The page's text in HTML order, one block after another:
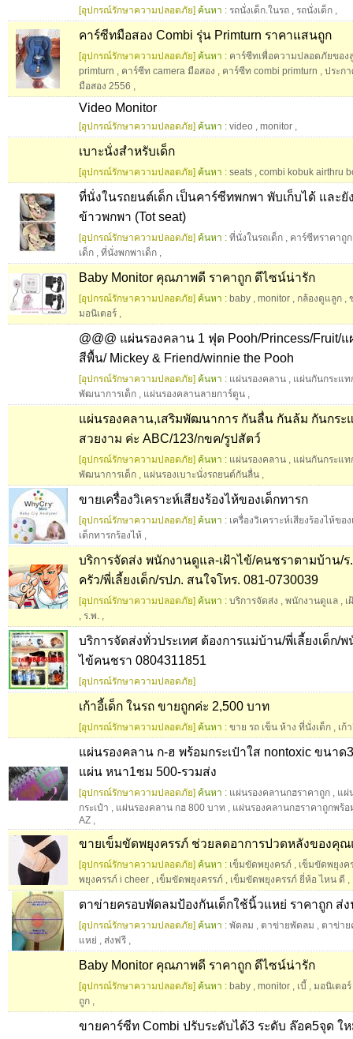
[อุปกรณ์รักษาความปลอดภัย] ค้นหา : รถนั่งเด็ก.ในรถ , รถนั่งเด็ก ,
คาร์ซีทมือสอง Combi รุ่น Primturn ราคาแสนถูก
[อุปกรณ์รักษาความปลอดภัย] ค้นหา : คาร์ซีทเพื่อความปลอดภัยของ
primturn , คาร์ซีท camera มือสอง , คาร์ซีท combi primturn , ประก
มือสอง 2556 ,
Video Monitor
[อุปกรณ์รักษาความปลอดภัย] ค้นหา : video , monitor ,
เบาะนั่งสำหรับเด็ก
[อุปกรณ์รักษาความปลอดภัย] ค้นหา : seats , combi kobuk airthru
ที่นั่งในรถยนต์เด็ก เป็นคาร์ซีทพกพา พับเก็บได้ และยั
ข้าวพกพา (Tot seat)
[อุปกรณ์รักษาความปลอดภัย] ค้นหา : ที่นั่งในรถเด็ก , คาร์ซีทราคาถูก
เด็ก , ที่นั่งพกพาเด็ก ,
Baby Monitor คุณภาพดี ราคาถูก ดีไซน์น่ารัก
[อุปกรณ์รักษาความปลอดภัย] ค้นหา : baby , monitor , กล้องดูแลูก ,
มอนิเตอร์ ,
@@@ แผ่นรองคลาน 1 ฟุต Pooh/Princess/Fruit/
สีพื้น/ Mickey & Friend/winnie the Pooh
[อุปกรณ์รักษาความปลอดภัย] ค้นหา : แผ่นรองคลาน , แผ่นกันกระแท
พัฒนาการเด็ก , แผ่นรองคลานลายการ์ตูน ,
แผ่นรองคลาน,เสริมพัฒนาการ กันลื่น กันล้ม กันกระ
สวยงาม ค่ะ ABC/123/กขค/รูปสัตว์
[อุปกรณ์รักษาความปลอดภัย] ค้นหา : แผ่นรองคลาน , แผ่นกันกระแท
พัฒนาการเด็ก , แผ่นรองเบาะนั่งรถยนต์กันลื่น ,
ขายเครื่องวิเคราะห์เสียงร้องไห้ของเด็กทารก
[อุปกรณ์รักษาความปลอดภัย] ค้นหา : เครื่องวิเคราะห์เสียงร้องไห้ขอ
เด็กทารกร้องไห้ ,
บริการจัดส่ง พนักงานดูแล-เฝ้าไข้/คนชราตามบ้าน/
ครัว/พี่เลี้ยงเด็ก/รปภ. สนใจโทร. 081-0730039
[อุปกรณ์รักษาความปลอดภัย] ค้นหา : บริการจัดส่ง , พนักงานดูแล , เ
, ร.พ. ,
บริการจัดส่งทั่วประเทศ ต้องการแม่บ้าน/พี่เลี้ยงเด็ก/
ไข้คนชรา 0804311851
[อุปกรณ์รักษาความปลอดภัย]
เก้าอี้เด็ก ในรถ ขายถูกค่ะ 2,500 บาท
[อุปกรณ์รักษาความปลอดภัย] ค้นหา : ขาย รถ เข็น ห้าง ที่นั่งเด็ก , เก้
แผ่นรองคลาน ก-ฮ พร้อมกระเป๋าใส nontoxic ขนาด
แผ่น หนา1ซม 500-รวมส่ง
[อุปกรณ์รักษาความปลอดภัย] ค้นหา : แผ่นรองคลานกฮราคาถูก , แผ่
กระเป๋า , แผ่นรองคลาน กฮ 800 บาท , แผ่นรองคลานกฮราคาถูกพร้อ
AZ ,
ขายเข็มขัดพยุงครรภ์ ช่วยลดอาการปวดหลังของคุ
[อุปกรณ์รักษาความปลอดภัย] ค้นหา : เข็มขัดพยุงครภ์ , เข็มขัดพยุงค
พยุงครรภ์ i cheer , เข็มขัดพยุงครรภ์ , เข็มขัดพยุงครรภ์ ยี่ห้อ ไหน ดี ,
ตาข่ายครอบพัดลมป้องกันเด็กใช้นิ้วแหย่ ราคาถูก ส่ง
[อุปกรณ์รักษาความปลอดภัย] ค้นหา : พัดลม , ตาข่ายพัดลม , ตาข่า
แหย่ , ส่งฟรี ,
Baby Monitor คุณภาพดี ราคาถูก ดีไซน์น่ารัก
[อุปกรณ์รักษาความปลอดภัย] ค้นหา : baby , monitor , เบี้ , มอนิเตอร์
ถูก ,
ขายคาร์ซีท Combi ปรับระดับได้3 ระดับ ล๊อค5จุด ใ